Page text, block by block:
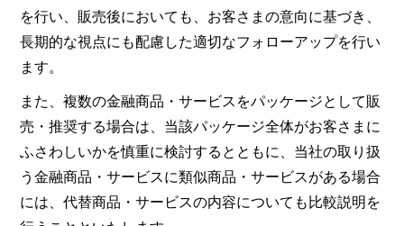
を行い、販売後においても、お客さまの意向に基づき、
長期的な視点にも配慮した適切なフォローアップを行い
ます。
また、複数の金融商品・サービスをパッケージとして販
売・推奨する場合は、当該パッケージ全体がお客さまに
ふさわしいかを慎重に検討するとともに、当社の取り扱
う金融商品・サービスに類似商品・サービスがある場合
には、代替商品・サービスの内容についても比較説明を